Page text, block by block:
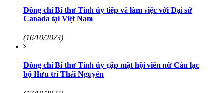
Đồng chí Bí thư Tỉnh ủy tiếp và làm việc với Đại sứ
Canada tại Việt Nam
(16/10/2023)
Đồng chí Bí thư Tỉnh ủy gặp mặt hội viên nữ Câu lạc
bộ Hưu trí Thái Nguyên